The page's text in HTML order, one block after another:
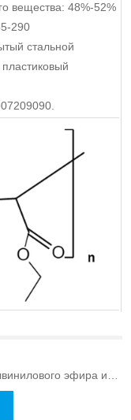
вещества: 48%-52%
290
стальной
эфира и